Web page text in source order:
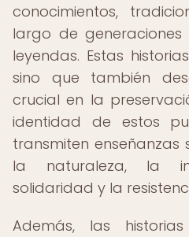
conocimientos,
largo de
leyendas. Estas
sino que también
crucial en la
identidad de estos
transmiten
la naturaleza, la
solidaridad y la
Además, las